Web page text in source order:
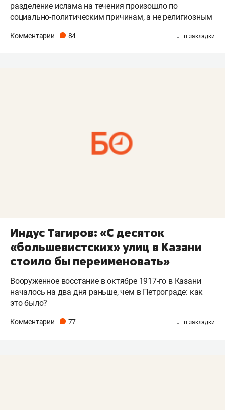
разделение ислама на течения произошло по
социально-политическим причинам, а не религиозным
Комментарии 84
Индус Тагиров: «С десяток
«большевистских» улиц в Казани
стоило бы переименовать»
Вооруженное восстание в октябре 1917-го в Казани
началось на два дня раньше, чем в Петрограде: как
это было?
Комментарии 77